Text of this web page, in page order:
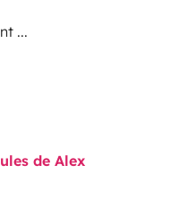
...
de Alex